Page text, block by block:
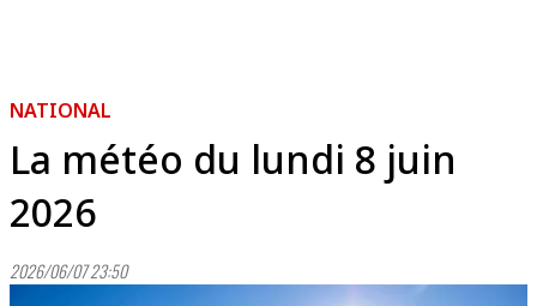
NATIONAL
La météo du lundi 8 juin
2026
2026/06/07 23:50